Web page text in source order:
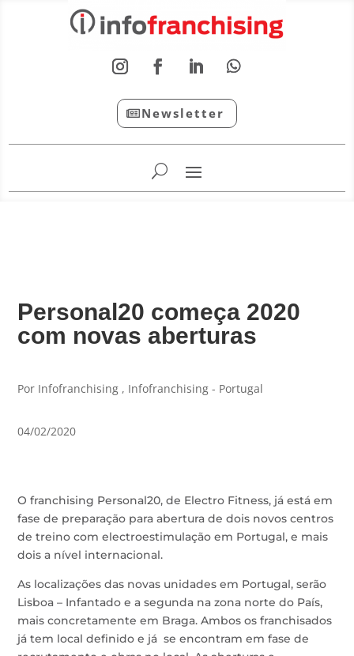
Newsletter
Personal20 começa 2020
com novas aberturas
Por Infofranchising , Infofranchising - Portugal
04/02/2020
O franchising Personal20, de Electro Fitness, já está em
fase de preparação para abertura de dois novos centros
de treino com electroestimulação em Portugal, e mais
dois a nível internacional.
As localizações das novas unidades em Portugal, serão
Lisboa – Infantado e a segunda na zona norte do País,
mais concretamente em Braga. Ambos os franchisados
já tem local definido e já se encontram em fase de